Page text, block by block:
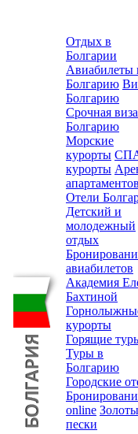
Отдых в
Болгарии
Авиабилеты
Болгарию
Болгарию
Срочная
Болгарию
Морские
курорты
курорты
апартаментов
Отели
Детский и
молодежный
отдых
авиабилетов
Академия
Бахтиной
курорты
Горящие
Туры в
Болгарию
Городские
online
пески